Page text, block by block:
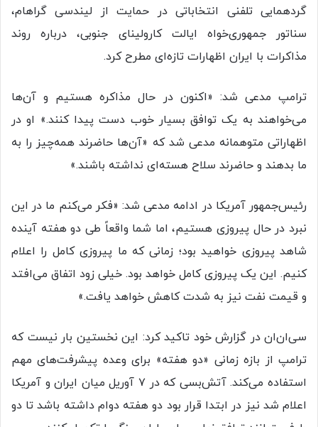
گردهمایی تلفنی انتخاباتی در حمایت از لیندسی گراهام،
سناتور جمهوری‌خواه ایالت کارولینای جنوبی، درباره روند
مذاکرات با ایران اظهارات تازه‌ای مطرح کرد.
ترامپ مدعی شد: «اکنون در حال مذاکره هستیم و آن‌ها
می‌خواهند به یک توافق بسیار خوب دست پیدا کنند.» او در
اظهاراتی متوهمانه مدعی شد که «آن‌ها حاضرند همه‌چیز را به
ما بدهند و حاضرند سلاح هسته‌ای نداشته باشند.»
رئیس‌جمهور آمریکا در ادامه مدعی شد: «فکر می‌کنم ما در این
نبرد در حال پیروزی هستیم، اما شما واقعاً طی دو هفته آینده
شاهد پیروزی خواهید بود؛ زمانی که ما پیروزی کامل را اعلام
کنیم. این یک پیروزی کامل خواهد بود. خیلی زود اتفاق می‌افتد
و قیمت نفت نیز به شدت کاهش خواهد یافت.»
سی‌ان‌ان در گزارش خود تاکید کرد: این نخستین بار نیست که
ترامپ از بازه زمانی «دو هفته» برای وعده پیشرفت‌های مهم
استفاده می‌کند. آتش‌بسی که در ۷ آوریل میان ایران و آمریکا
اعلام شد نیز در ابتدا قرار بود دو هفته دوام داشته باشد تا دو